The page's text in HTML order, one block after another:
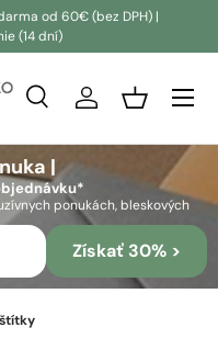
od 60€ (bez DPH) |
(14 dní)
Vyhľadávanie
Prihlásiť sa
Košík
|
ponukách, bleskových
Získať 30% >